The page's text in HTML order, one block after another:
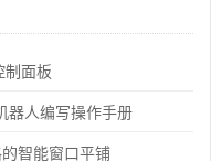
制面板
器人编写操作手册
智能窗口平铺